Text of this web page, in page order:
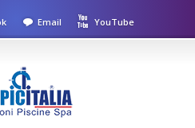
Email YouTube